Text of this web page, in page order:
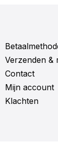
Verzenden &
Contact
Mijn account
Klachten